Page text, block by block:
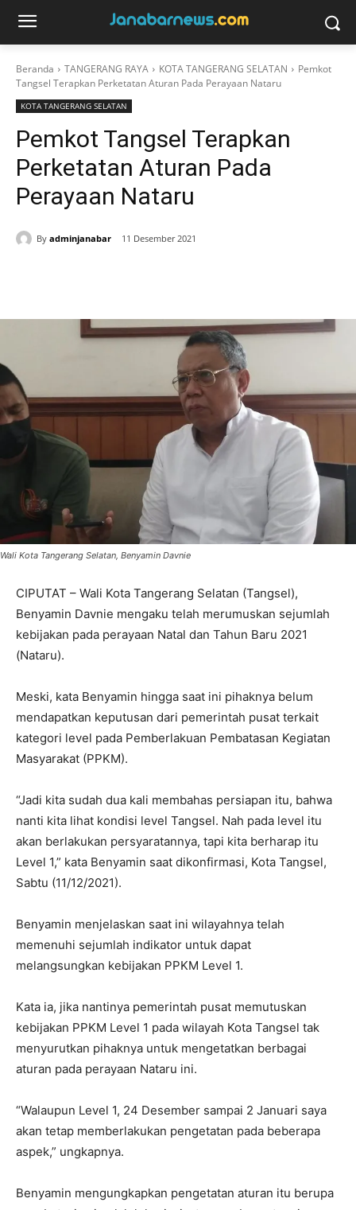
Beranda TANGERANG RAYA KOTA TANGERANG SELATAN
Pemkot
Tangsel Terapkan Perketatan Aturan Pada Perayaan Nataru
KOTA TANGERANG SELATAN
Pemkot Tangsel Terapkan
Perketatan Aturan Pada
Perayaan Nataru
By adminjanabar 11 Desember 2021
Wali Kota Tangerang Selatan, Benyamin Davnie
CIPUTAT – Wali Kota Tangerang Selatan (Tangsel),
Benyamin Davnie mengaku telah merumuskan sejumlah
kebijakan pada perayaan Natal dan Tahun Baru 2021
(Nataru).
Meski, kata Benyamin hingga saat ini pihaknya belum
mendapatkan keputusan dari pemerintah pusat terkait
kategori level pada Pemberlakuan Pembatasan Kegiatan
Masyarakat (PPKM).
“Jadi kita sudah dua kali membahas persiapan itu, bahwa
nanti kita lihat kondisi level Tangsel. Nah pada level itu
akan berlakukan persyaratannya, tapi kita berharap itu
Level 1,” kata Benyamin saat dikonfirmasi, Kota Tangsel,
Sabtu (11/12/2021).
Benyamin menjelaskan saat ini wilayahnya telah
memenuhi sejumlah indikator untuk dapat
melangsungkan kebijakan PPKM Level 1.
Kata ia, jika nantinya pemerintah pusat memutuskan
kebijakan PPKM Level 1 pada wilayah Kota Tangsel tak
menyurutkan pihaknya untuk mengetatkan berbagai
aturan pada perayaan Nataru ini.
“Walaupun Level 1, 24 Desember sampai 2 Januari saya
akan tetap memberlakukan pengetatan pada beberapa
aspek,” ungkapnya.
Benyamin mengungkapkan pengetatan aturan itu berupa